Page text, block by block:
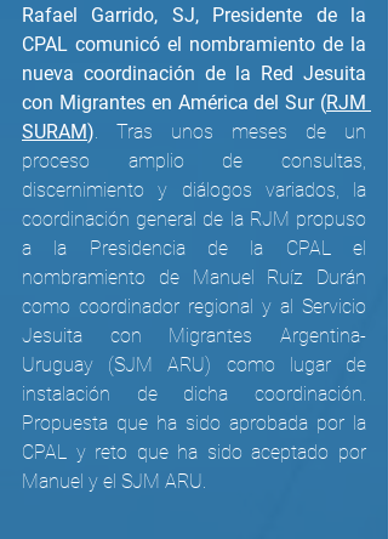
Rafael Garrido, SJ, Presidente de la
CPAL comunicó el nombramiento de la
nueva coordinación de la Red Jesuita
con Migrantes en América del Sur (RJM
SURAM). Tras unos meses de un
proceso amplio de consultas,
discernimiento y diálogos variados, la
coordinación general de la RJM propuso
a la Presidencia de la CPAL el
nombramiento de Manuel Ruíz Durán
como coordinador regional y al Servicio
Jesuita con Migrantes Argentina-
Uruguay (SJM ARU) como lugar de
instalación de dicha coordinación.
Propuesta que ha sido aprobada por la
CPAL y reto que ha sido aceptado por
Manuel y el SJM ARU.